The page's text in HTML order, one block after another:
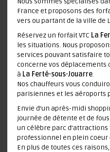
France et proposons des
vers ou partant de la ville de
Réservez un forfait VTC La
les situations. Nous
services pouvant satisfaire
concerne vos
à La Ferté-sous-Jouarre.
Nos chauffeurs vous
parisiennes et les aéroports
Envie d’un après-midi
journée de détente et de
un célèbre parc d’attractions
professionnel en plein coeur
En plus de toutes ces